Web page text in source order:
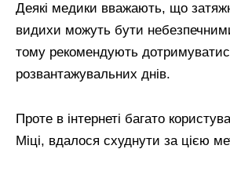
Деякі медики вважають, що
видихи можуть бути
тому рекомендують
розвантажувальних днів.
Проте в інтернеті багато
Міці, вдалося схуднути за цією